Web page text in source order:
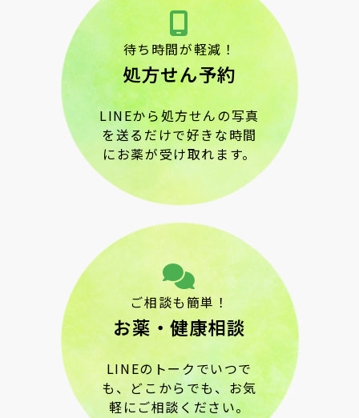
待ち時間が軽減！
処方せん予約
LINEから処方せんの写真
を送るだけで好きな時間
にお薬が受け取れます。
ご相談も簡単！
お薬・健康相談
LINEのトークでいつで
も、どこからでも、お気
軽にご相談ください。